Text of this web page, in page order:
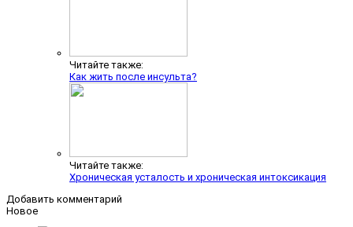
Читайте также:
Как жить после инсульта?
Читайте также:
Хроническая усталость и хроническая интоксикация
Добавить комментарий
Новое